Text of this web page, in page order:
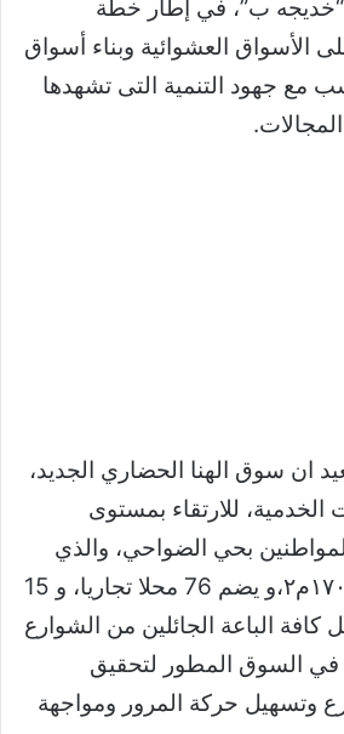
ب”، في إطار خطة
الأسواق العشوائية وبناء أسواق
مع جهود التنمية التى تشهدها
ان سوق الهنا الحضاري الجديد،
للارتقاء بمستوى
بحي الضواحي، والذي
يقام على مساحة ١٧٠٠م٢،و يضم 76 محلا تجاريا، و 15
الباعة الجائلين من الشوارع
في السوق المطور لتحقيق
وتسهيل حركة المرور ومواجهة